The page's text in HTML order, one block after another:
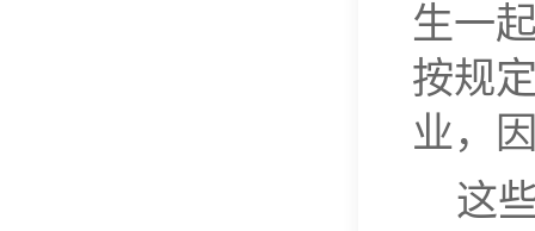
生一
按规
业，
这